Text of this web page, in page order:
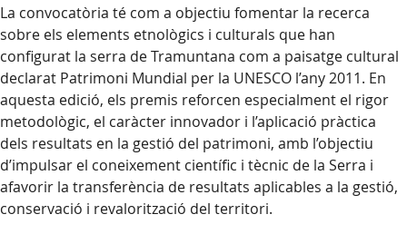
La convocatòria té com a objectiu fomentar la recerca
sobre els elements etnològics i culturals que han
configurat la serra de Tramuntana com a paisatge cultural
declarat Patrimoni Mundial per la UNESCO l’any 2011. En
aquesta edició, els premis reforcen especialment el rigor
metodològic, el caràcter innovador i l’aplicació pràctica
dels resultats en la gestió del patrimoni, amb l’objectiu
d’impulsar el coneixement científic i tècnic de la Serra i
afavorir la transferència de resultats aplicables a la gestió,
conservació i revalorització del territori.